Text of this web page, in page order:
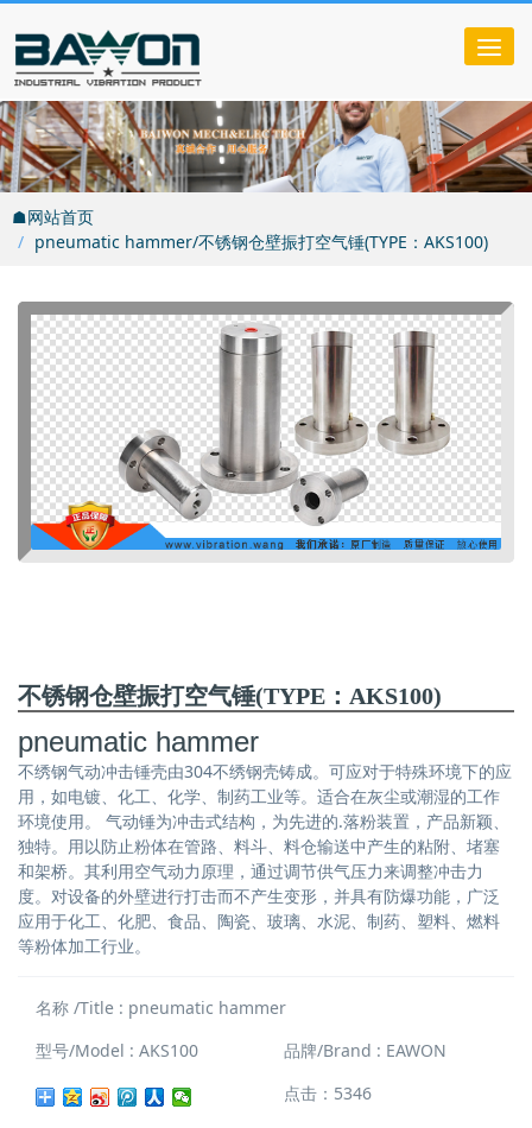
☗网站首页
pneumatic hammer/不锈钢仓壁振打空气锤(TYPE：AKS100)
不锈钢仓壁振打空气锤(TYPE：AKS100)
pneumatic hammer
不绣钢气动冲击锤壳由304不绣钢壳铸成。可应对于特殊环境下的应
用，如电镀、化工、化学、制药工业等。适合在灰尘或潮湿的工作
环境使用。 气动锤为冲击式结构，为先进的.落粉装置，产品新颖、
独特。用以防止粉体在管路、料斗、料仓输送中产生的粘附、堵塞
和架桥。其利用空气动力原理，通过调节供气压力来调整冲击力
度。对设备的外壁进行打击而不产生变形，并具有防爆功能，广泛
应用于化工、化肥、食品、陶瓷、玻璃、水泥、制药、塑料、燃料
等粉体加工行业。
名称 /Title : pneumatic hammer
型号/Model : AKS100
品牌/Brand : EAWON
点击：5346